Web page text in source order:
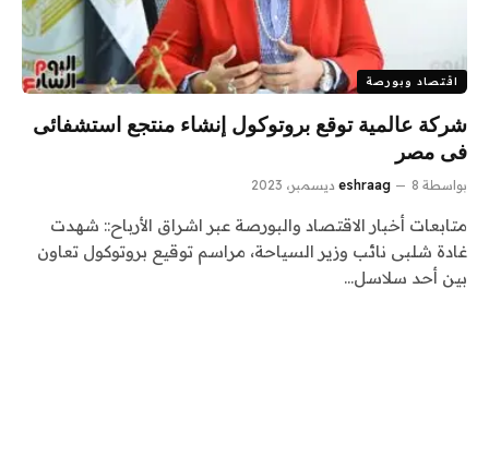
اقتصاد وبورصة
شركة عالمية توقع بروتوكول إنشاء منتجع استشفائى
فى مصر
بواسطة eshraag 8 ديسمبر، 2023
متابعات أخبار الاقتصاد والبورصة عبر اشراق الأرباح:: شهدت
غادة شلبى نائب وزير السياحة، مراسم توقيع بروتوكول تعاون
بين أحد سلاسل…